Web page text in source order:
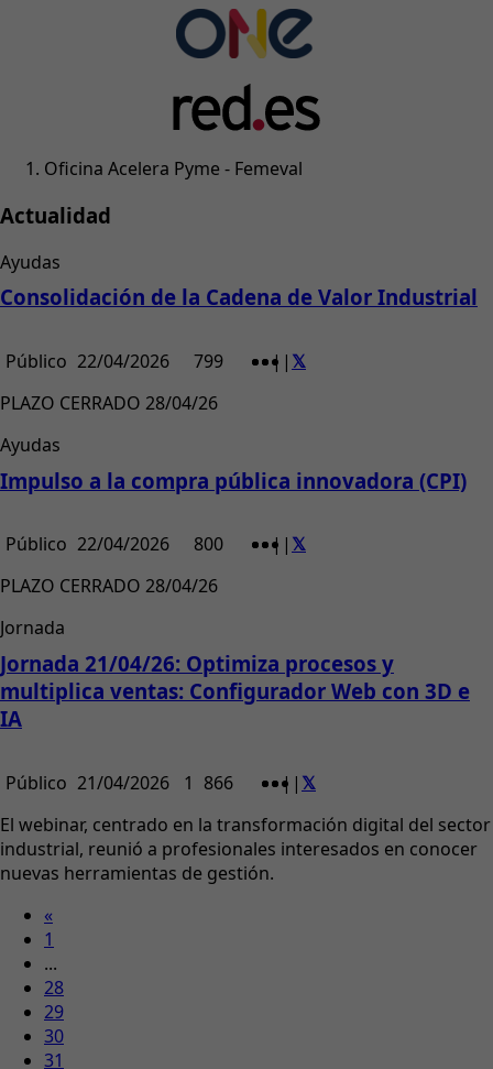
Oficina Acelera Pyme - Femeval
Actualidad
Ayudas
Consolidación de la Cadena de Valor Industrial
Público 22/04/2026 799 | |
PLAZO CERRADO 28/04/26
Ayudas
Impulso a la compra pública innovadora (CPI)
Público 22/04/2026 800 | |
PLAZO CERRADO 28/04/26
Jornada
Jornada 21/04/26: Optimiza procesos y
multiplica ventas: Configurador Web con 3D e
IA
Público 21/04/2026 1 866 | |
El webinar, centrado en la transformación digital del sector
industrial, reunió a profesionales interesados en conocer
nuevas herramientas de gestión.
«
1
...
28
29
30
31